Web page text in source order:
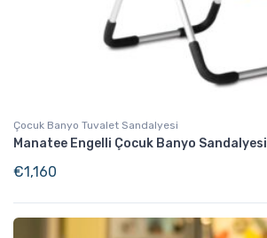
Çocuk Banyo Tuvalet Sandalyesi
Manatee Engelli Çocuk Banyo Sandalyesi
€1,160